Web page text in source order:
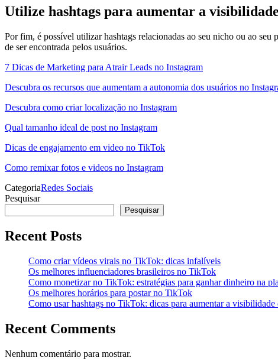
Utilize hashtags para aumentar a
Por fim, é possível utilizar hashtags relacionadas ao seu nicho ou ao
de ser encontrada pelos usuários.
7 Dicas de Marketing para Atrair Leads no Instagram
Descubra os recursos que aumentam a autonomia dos usuários no
Descubra como criar localização no Instagram
Qual tamanho ideal de post no Instagram
Dicas de engajamento em video no TikTok
Como remixar fotos e videos no Instagram
CategoriaRedes Sociais
Pesquisar
Pesquisar
Recent Posts
Como criar vídeos virais no TikTok: dicas infalíveis
Os melhores influenciadores brasileiros no TikTok
Como monetizar no TikTok: estratégias para ganhar dinheiro na
Os melhores horários para postar no TikTok
Como usar hashtags no TikTok: dicas para aumentar a visibilidade
Recent Comments
Nenhum comentário para mostrar.